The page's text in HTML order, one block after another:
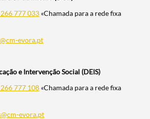
777 033 «Chamada para a rede fixa
evora.pt
e Intervenção Social (DEIS)
777 108 «Chamada para a rede fixa
evora.pt